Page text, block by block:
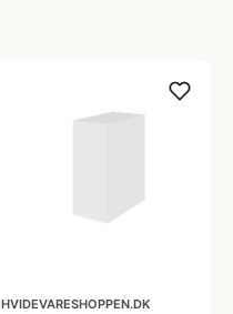
HVIDEVARESHOPPEN.DK